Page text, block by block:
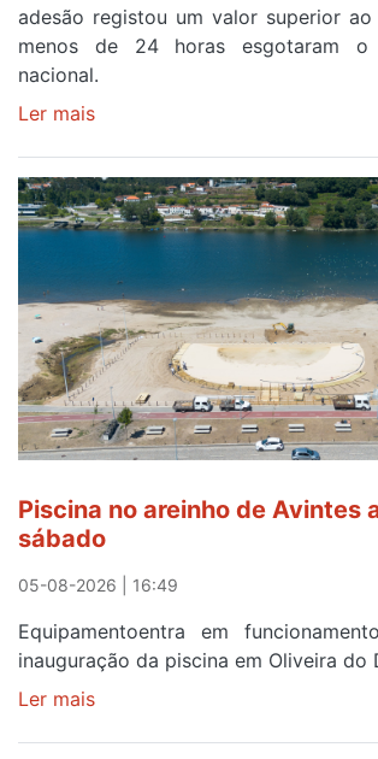
da
87ª
Volta
adesão registou um valor superior
menos de 24 horas esgotaram
nacional.
Ler mais
gratuitos
para
observar
eclipse
solar
esgotam
em
menos
de
24
após
campanha
reforço
Piscina no areinho de Avintes
sábado
05-08-2026 | 16:49
Equipamentoentra em
inauguração da piscina em Oliveira do
Ler mais